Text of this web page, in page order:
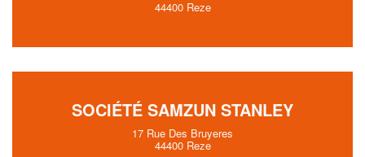
44400 Reze
SOCIÉTÉ SAMZUN STANLEY
17 Rue Des Bruyeres
44400 Reze